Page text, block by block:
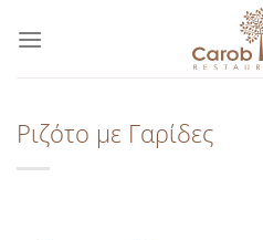
στο
Ριζότο με Γαρίδες